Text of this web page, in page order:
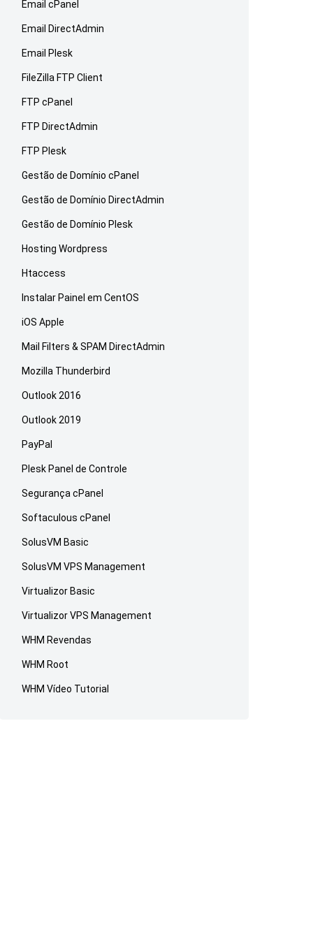
Email cPanel
Email DirectAdmin
Email Plesk
FileZilla FTP Client
FTP cPanel
FTP DirectAdmin
FTP Plesk
Gestão de Domínio cPanel
Gestão de Domínio DirectAdmin
Gestão de Domínio Plesk
Hosting Wordpress
Htaccess
Instalar Painel em CentOS
iOS Apple
Mail Filters & SPAM DirectAdmin
Mozilla Thunderbird
Outlook 2016
Outlook 2019
PayPal
Plesk Panel de Controle
Segurança cPanel
Softaculous cPanel
SolusVM Basic
SolusVM VPS Management
Virtualizor Basic
Virtualizor VPS Management
WHM Revendas
WHM Root
WHM Vídeo Tutorial